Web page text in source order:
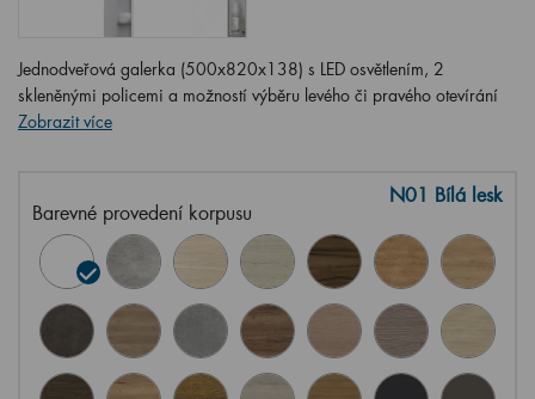
Jednodveřová galerka (500x820x138) s LED osvětlením, 2
skleněnými policemi a možností výběru levého či pravého otevírání
Zobrazit více
Barevné provedení korpusu
N01 Bílá lesk